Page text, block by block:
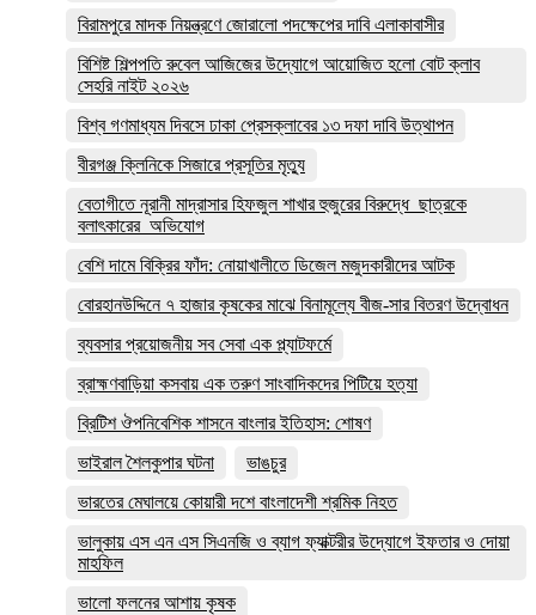
বিরামপুরে মাদক নিয়ন্ত্রণে জোরালো পদক্ষেপের দাবি এলাকাবাসীর
বিশিষ্ট শিল্পপতি রুবেল আজিজের উদ্যোগে আয়োজিত হলো বোট ক্লাব
সেহরি নাইট ২০২৬
বিশ্ব গণমাধ্যম দিবসে ঢাকা প্রেসক্লাবের ১৩ দফা দাবি উত্থাপন
বীরগঞ্জ ক্লিনিকে সিজারে প্রসূতির মৃত্যু
বেতাগীতে নূরানী মাদ্রাসার হিফজুল শাখার হুজুরের বিরুদ্ধে ছাত্রকে
বলাৎকারের অভিযোগ
বেশি দামে বিক্রির ফাঁদ: নোয়াখালীতে ডিজেল মজুদকারীদের আটক
বোরহানউদ্দিনে ৭ হাজার কৃষকের মাঝে বিনামূল্যে বীজ-সার বিতরণ উদ্বোধন
ব্যবসার প্রয়োজনীয় সব সেবা এক প্ল্যাটফর্মে
ব্রাহ্মণবাড়িয়া কসবায় এক তরুণ সাংবাদিকদের পিটিয়ে হত্যা
ব্রিটিশ ঔপনিবেশিক শাসনে বাংলার ইতিহাস: শোষণ
ভাইরাল শৈলকুপার ঘটনা
ভাঙচুর
ভারতের মেঘালয়ে কোয়ারী দশে বাংলাদেশী শ্রমিক নিহত
ভালুকায় এস এন এস সিএনজি ও ব্যাগ ফ্যাক্টরীর উদ্যোগে ইফতার ও দোয়া
মাহফিল
ভালো ফলনের আশায় কৃষক